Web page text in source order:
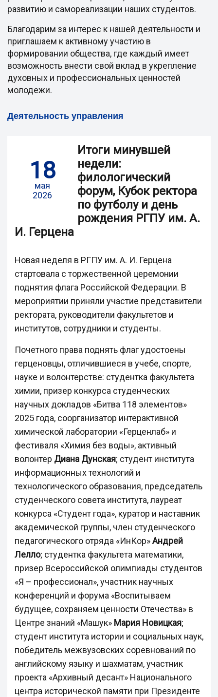
развитию и самореализации наших студентов.
Благодарим за интерес к нашей деятельности и
приглашаем к активному участию в
формировании общества, где каждый имеет
возможность внести свой вклад в укрепление
духовных и профессиональных ценностей
молодежи.
Деятельность управления
18
мая
2026
Итоги минувшей
недели:
филологический
форум, Кубок ректора
по футболу и день
рождения РГПУ им. А.
И. Герцена
Новая неделя в РГПУ им. А. И. Герцена
стартовала с торжественной церемонии
поднятия флага Российской Федерации. В
мероприятии приняли участие представители
ректората, руководители факультетов и
институтов, сотрудники и студенты.
Почетного права поднять флаг удостоены
герценовцы, отличившиеся в учебе, спорте,
науке и волонтерстве: студентка факультета
химии, призер конкурса студенческих
научных докладов «Битва 118 элементов»
2025 года, соорганизатор интерактивной
химической лаборатории «Герценлаб» и
фестиваля «Химия без воды», активный
волонтер Диана Дунская; студент института
информационных технологий и
технологического образования, председатель
студенческого совета института, лауреат
конкурса «Студент года», куратор и наставник
академической группы, член студенческого
педагогического отряда «ИнКор»Андрей
Лелло; студентка факультета математики,
призер Всероссийской олимпиады студентов
«Я – профессионал», участник научных
конференций и форума «Воспитываем
будущее, сохраняем ценности Отечества» в
Центре знаний «Машук» Мария Новицкая;
студент института истории и социальных наук,
победитель межвузовских соревнований по
английскому языку и шахматам, участник
проекта «Архивный десант» Национального
центра исторической памяти при Президенте